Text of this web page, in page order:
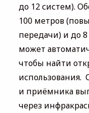
до 12 систем).
100 метров
передачи) и до 8
может
чтобы найти
использования.
и приёмника
через